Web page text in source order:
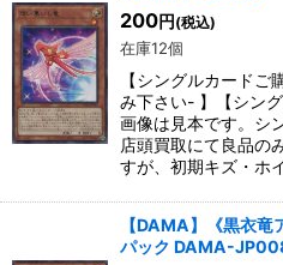
200円 (税込)
在庫12個
【シングルカード
み下さい- 】【シン
画像は見本です。シ
店頭買取にて良品の
すが、初期キズ・ホ
【DAMA】《黒衣竜
パック DAMA-